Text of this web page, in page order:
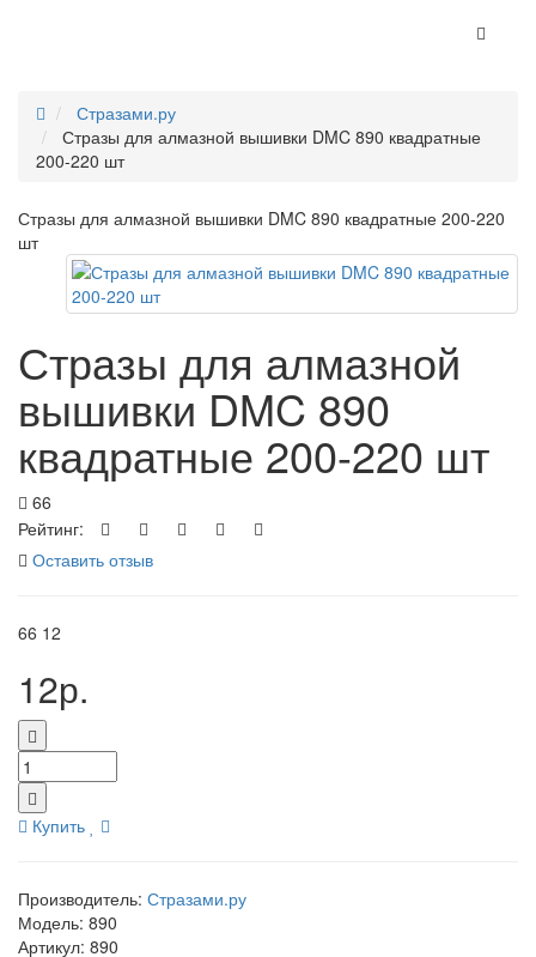
Стразами.ру
Стразы для алмазной вышивки DMC 890 квадратные
200-220 шт
Стразы для алмазной вышивки DMC 890 квадратные 200-220
шт
Стразы для алмазной
вышивки DMC 890
квадратные 200-220 шт
66
Рейтинг:
Оставить отзыв
66 12
12р.
Купить
Производитель: Стразами.ру
Модель: 890
Артикул: 890